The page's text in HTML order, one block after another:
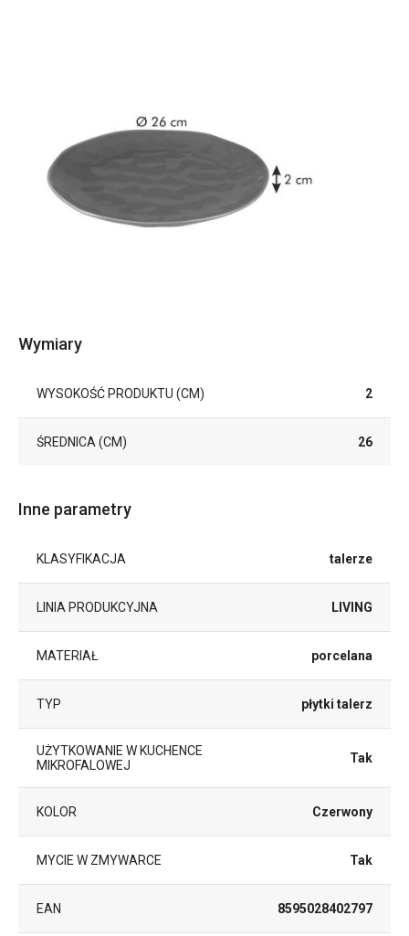
Wymiary
WYSOKOŚĆ PRODUKTU (CM) 2
ŚREDNICA (CM) 26
Inne parametry
KLASYFIKACJA talerze
LINIA PRODUKCYJNA LIVING
MATERIAŁ porcelana
TYP płytki talerz
UŻYTKOWANIE W KUCHENCE
MIKROFALOWEJ
Tak
KOLOR Czerwony
MYCIE W ZMYWARCE Tak
EAN 8595028402797